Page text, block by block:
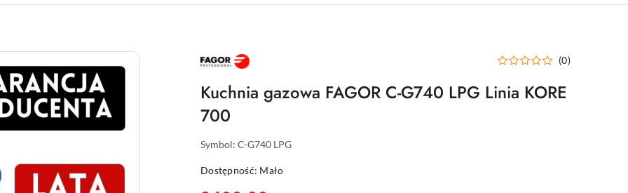
FAGOR
PROFESJONALNE
DLA
GASTRONOMII
HOTELARSTWA
(0)
Kuchnia gazowa FAGOR C-G740 LPG Linia KORE
700
Symbol: C-G740 LPG
Dostępność: Mało